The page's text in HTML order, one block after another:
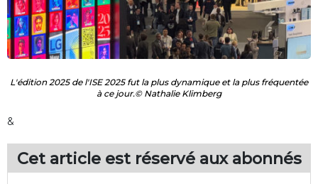
L'édition 2025 de l'ISE 2025 fut la plus dynamique et la plus fréquentée
à ce jour.© Nathalie Klimberg
&
Cet article est réservé aux abonnés